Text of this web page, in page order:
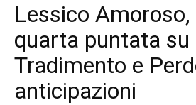
Lessico
quarta puntata su
Tradimento e
anticipazioni